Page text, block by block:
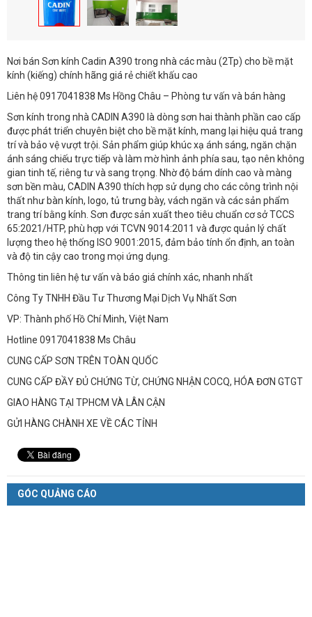
Nơi bán Sơn kính Cadin A390 trong nhà các màu (2Tp) cho bề mặt
kính (kiếng) chính hãng giá rẻ chiết khấu cao
Liên hệ 0917041838 Ms Hồng Châu – Phòng tư vấn và bán hàng
Sơn kính trong nhà CADIN A390 là dòng sơn hai thành phần cao cấp
được phát triển chuyên biệt cho bề mặt kính, mang lại hiệu quả trang
trí và bảo vệ vượt trội. Sản phẩm giúp khúc xạ ánh sáng, ngăn chặn
ánh sáng chiếu trực tiếp và làm mờ hình ảnh phía sau, tạo nên không
gian tinh tế, riêng tư và sang trọng. Nhờ độ bám dính cao và màng
sơn bền màu, CADIN A390 thích hợp sử dụng cho các công trình nội
thất như bàn kính, logo, tủ trưng bày, vách ngăn và các sản phẩm
trang trí bằng kính. Sơn được sản xuất theo tiêu chuẩn cơ sở TCCS
65:2021/HTP, phù hợp với TCVN 9014:2011 và được quản lý chất
lượng theo hệ thống ISO 9001:2015, đảm bảo tính ổn định, an toàn
và độ tin cậy cao trong mọi ứng dụng.
Thông tin liên hệ tư vấn và báo giá chính xác, nhanh nhất
Công Ty TNHH Đầu Tư Thương Mại Dịch Vụ Nhất Sơn
VP: Thành phố Hồ Chí Minh, Việt Nam
Hotline 0917041838 Ms Châu
CUNG CẤP SƠN TRÊN TOÀN QUỐC
CUNG CẤP ĐẦY ĐỦ CHỨNG TỪ, CHỨNG NHẬN COCQ, HÓA ĐƠN GTGT
GIAO HÀNG TẠI TPHCM VÀ LÂN CẬN
GỬI HÀNG CHÀNH XE VỀ CÁC TỈNH
GÓC QUẢNG CÁO